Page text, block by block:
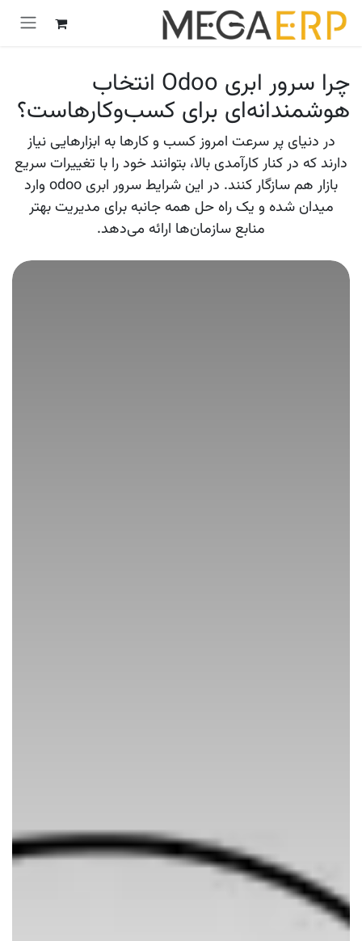
پرش به محتوا
چرا سرور ابری Odoo انتخاب
هوشمندانه‌ای برای کسب‌وکارهاست؟
در دنیای پر سرعت امروز کسب و کارها به ابزارهایی نیاز
دارند که در کنار کارآمدی بالا، بتوانند خود را با تغییرات سریع
بازار هم سازگار کنند. در این شرایط سرور ابری odoo وارد
میدان شده و یک راه حل همه جانبه برای مدیریت بهتر
منابع سازمان‌ها ارائه می‌دهد.